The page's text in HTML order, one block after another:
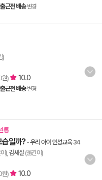
출근전 배송 변경
)
원) 10.0
출근전 배송 변경
통
습일까? -우리 아이 인성교육 34
), 김세실 (옮긴이)
원) 10.0